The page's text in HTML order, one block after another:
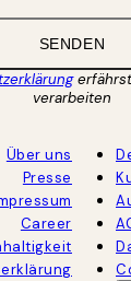
SENDEN
erfährst
verarbeiten
Über uns
Presse
Career